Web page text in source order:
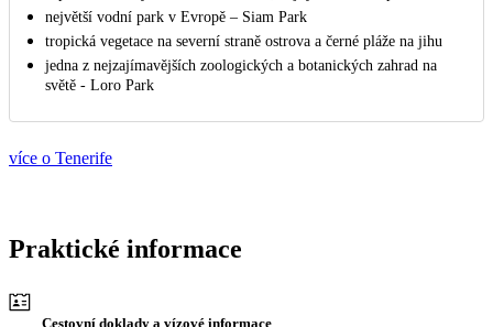
největší vodní park v Evropě – Siam Park
tropická vegetace na severní straně ostrova a černé pláže na jihu
jedna z nejzajímavějších zoologických a botanických zahrad na
světě - Loro Park
více o Tenerife
Praktické informace
Cestovní doklady a vízové informace